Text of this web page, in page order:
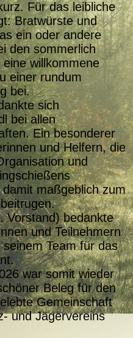
Für das leibliche
Bratwürste und
ein oder andere
den sommerlich
willkommene
einer rundum
bei.
sich
bei allen
Ein besonderer
und Helfern, die
und
maßgeblich zum
Vorstand) bedankte
und Teilnehmern
Team für das
war somit wieder
Beleg für den
Gemeinschaft
und Jägervereins